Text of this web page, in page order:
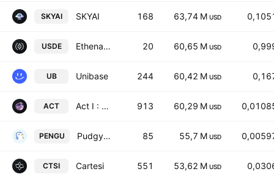
SKYAI SKYAI 168 63,74 M USD
USDE Ethena USDe 20 60,65 M USD
UB Unibase 244 60,42 M USD
ACT Act I : The AI Prophecy 913 60,29 M USD
PENGU Pudgy Penguins 85 55,7 M USD
CTSI Cartesi 551 53,62 M USD